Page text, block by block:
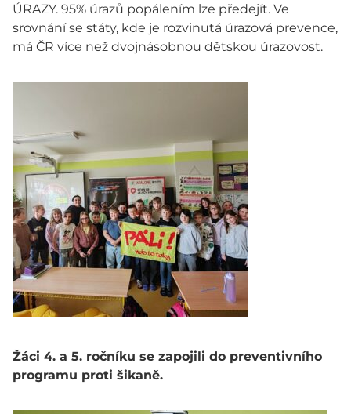
ÚRAZY. 95% úrazů popálením lze předejít. Ve
srovnání se státy, kde je rozvinutá úrazová prevence,
má ČR více než dvojnásobnou dětskou úrazovost.
Žáci 4. a 5. ročníku se zapojili do preventivního
programu proti šikaně.